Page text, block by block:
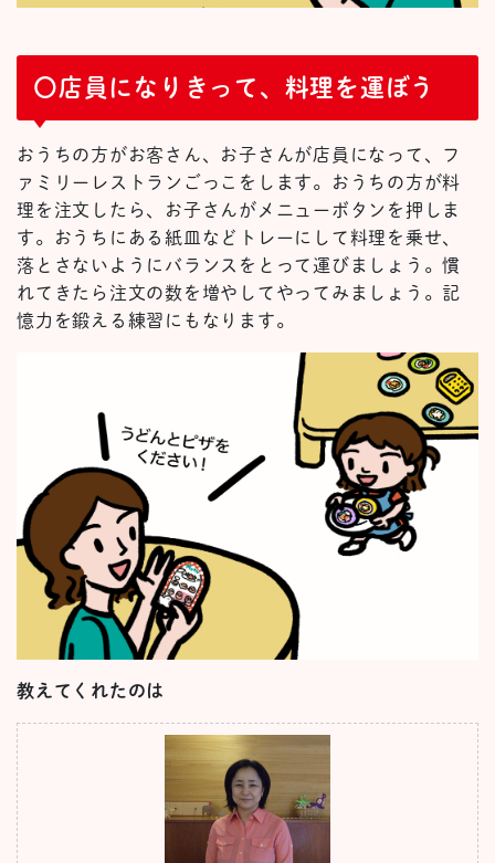
〇店員になりきって、料理を運ぼう
おうちの方がお客さん、お子さんが店員になって、フ
ァミリーレストランごっこをします。おうちの方が料
理を注文したら、お子さんがメニューボタンを押しま
す。おうちにある紙皿などトレーにして料理を乗せ、
落とさないようにバランスをとって運びましょう。慣
れてきたら注文の数を増やしてやってみましょう。記
憶力を鍛える練習にもなります。
教えてくれたのは